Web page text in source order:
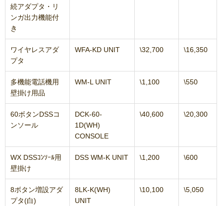
続アダプタ・リ
ンガ出力機能付
き
ワイヤレスアダ
プタ
WFA-KD UNIT \32,700 \16,350
多機能電話機用
壁掛け用品
WM-L UNIT \1,100 \550
60ボタンDSSコ
ンソール
DCK-60-
1D(WH)
CONSOLE
\40,600 \20,300
WX DSSｺﾝｿｰﾙ用
壁掛け
DSS WM-K UNIT \1,200 \600
8ボタン増設アダ
プタ(白)
8LK-K(WH)
UNIT
\10,100 \5,050